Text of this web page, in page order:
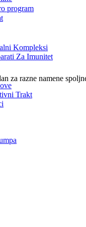
Kompleksi
Za Imunitet
Trakt
program
za razne namene